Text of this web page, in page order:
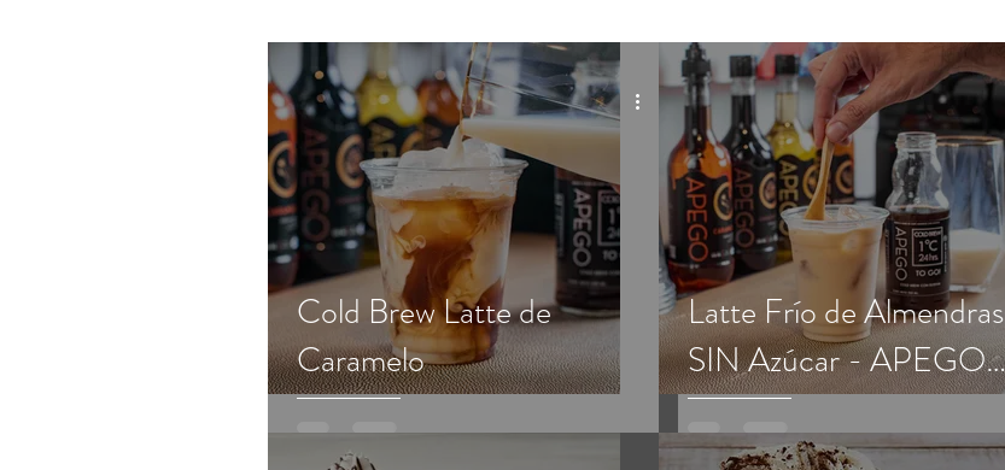
Cold Brew Latte de
Caramelo
Latte Frío de Almendras
SIN Azúcar - APEGO
Tradicional